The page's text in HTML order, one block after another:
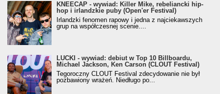
KNEECAP - wywiad: Killer Mike, rebeliancki hip-
hop i irlandzkie puby (Open'er Festival)
Irlandzki fenomen rapowy i jedna z najciekawszych
grup na współczesnej scenie....
LUCKI - wywiad: debiut w Top 10 Billboardu,
Michael Jackson, Ken Carson (CLOUT Festival)
Tegoroczny CLOUT Festival zdecydowanie nie był
pozbawiony wrażeń. Niedługo po...